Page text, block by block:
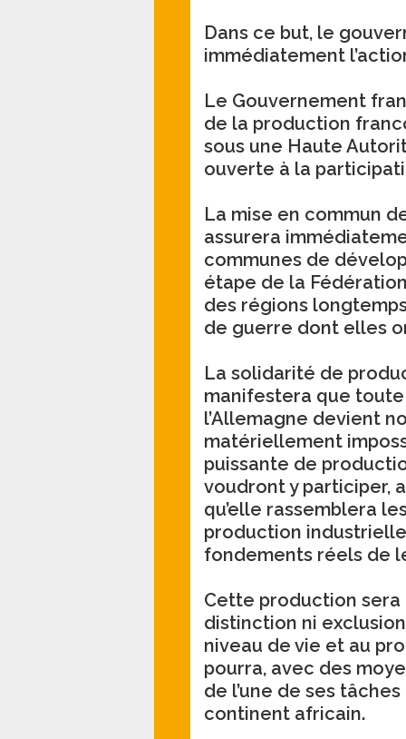
Dans ce but, le
immédiatement
Le Gouvernement
de la production
sous une Haute
ouverte à la
La mise en commun
assurera
communes de
étape de la
des régions
de guerre dont elles
La solidarité de
manifestera que
l’Allemagne devient
matériellement
puissante de
voudront y participer,
qu’elle rassemblera
production
fondements réels de
Cette production sera
distinction ni
niveau de vie et au
pourra, avec des
de l’une de ses
continent africain.